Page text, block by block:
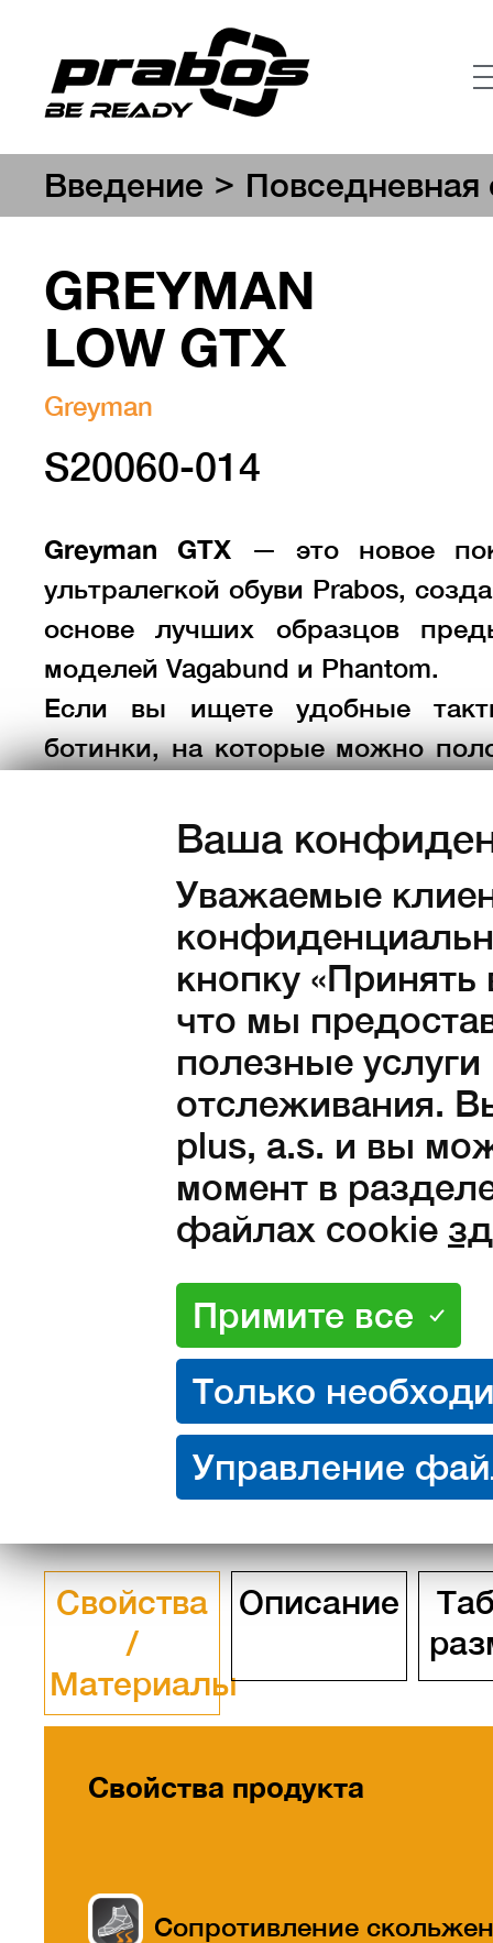
Ваша
Уважаемые
кнопку «Принять
что мы
полезные
отслеживания.
plus, a.s. и вы
момент в
файлах cookie
Введение > Повседневная
GREYMAN
LOW GTX
Greyman
S20060-014
Greyman GTX
— это новое
ультралегкой обуви Prabos,
основе лучших образцов
моделей Vagabund и Phantom.
Если вы ищете удобные
ботинки, на которые можно
кризиса, то Greyman станет
Размеры: 35 36 37 38 39
42
43 44 45 46
49
распродано
Свойства
/
Материалы
Описание
Свойства продукта
Сопротивление